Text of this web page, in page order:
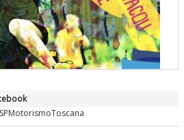
di Tiziano Pesce al CN Uisp